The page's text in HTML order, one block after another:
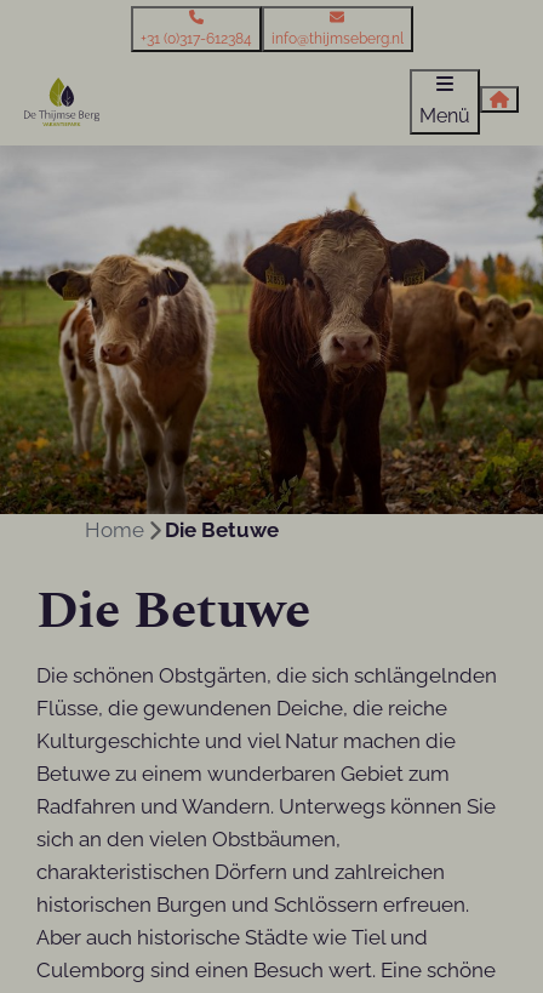
+31 (0)317-612384 info@thijmseberg.nl
Menü
Home Die Betuwe
Die Betuwe
Die schönen Obstgärten, die sich schlängelnden
Flüsse, die gewundenen Deiche, die reiche
Kulturgeschichte und viel Natur machen die
Betuwe zu einem wunderbaren Gebiet zum
Radfahren und Wandern. Unterwegs können Sie
sich an den vielen Obstbäumen,
charakteristischen Dörfern und zahlreichen
historischen Burgen und Schlössern erfreuen.
Aber auch historische Städte wie Tiel und
Culemborg sind einen Besuch wert. Eine schöne